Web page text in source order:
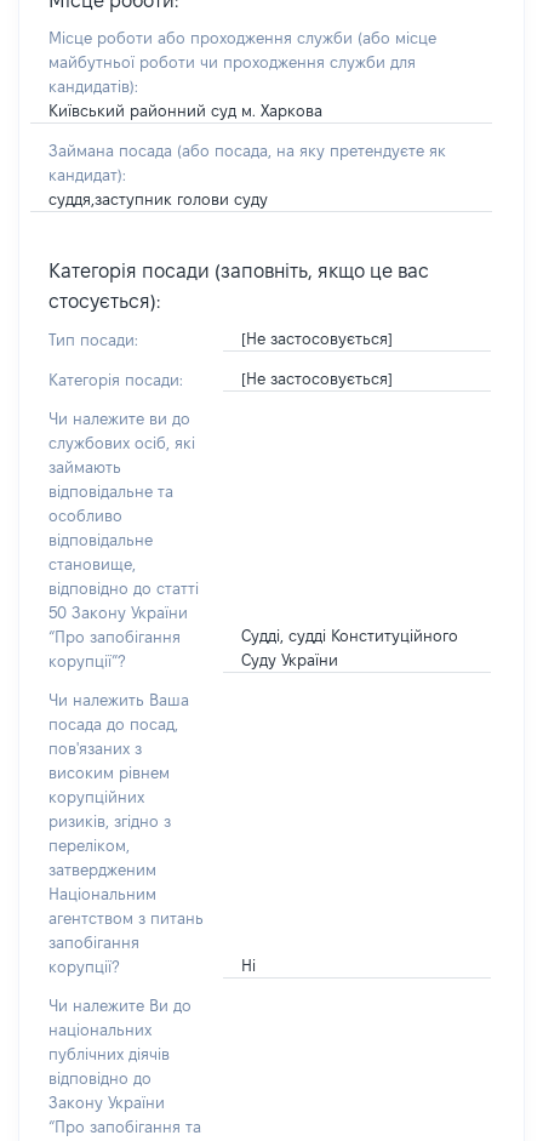
Місце роботи або проходження служби (або місце
майбутньої роботи чи проходження служби для
кандидатів):
Київський районний суд м. Харкова
Займана посада (або посада, на яку претендуєте як
кандидат):
суддя,заступник голови суду
Категорія посади (заповніть, якщо це вас
стосується):
Тип посади: [Не застосовується]
Категорія посади: [Не застосовується]
Чи належите ви до
службових осіб, які
займають
відповідальне та
особливо
відповідальне
становище,
відповідно до статті
50 Закону України
“Про запобігання
корупції”?
Судді, судді Конституційного
Суду України
Чи належить Ваша
посада до посад,
пов'язаних з
високим рівнем
корупційних
ризиків, згідно з
переліком,
затвердженим
Національним
агентством з питань
запобігання
корупції?
Ні
Чи належите Ви до
національних
публічних діячів
відповідно до
Закону України
“Про запобігання та